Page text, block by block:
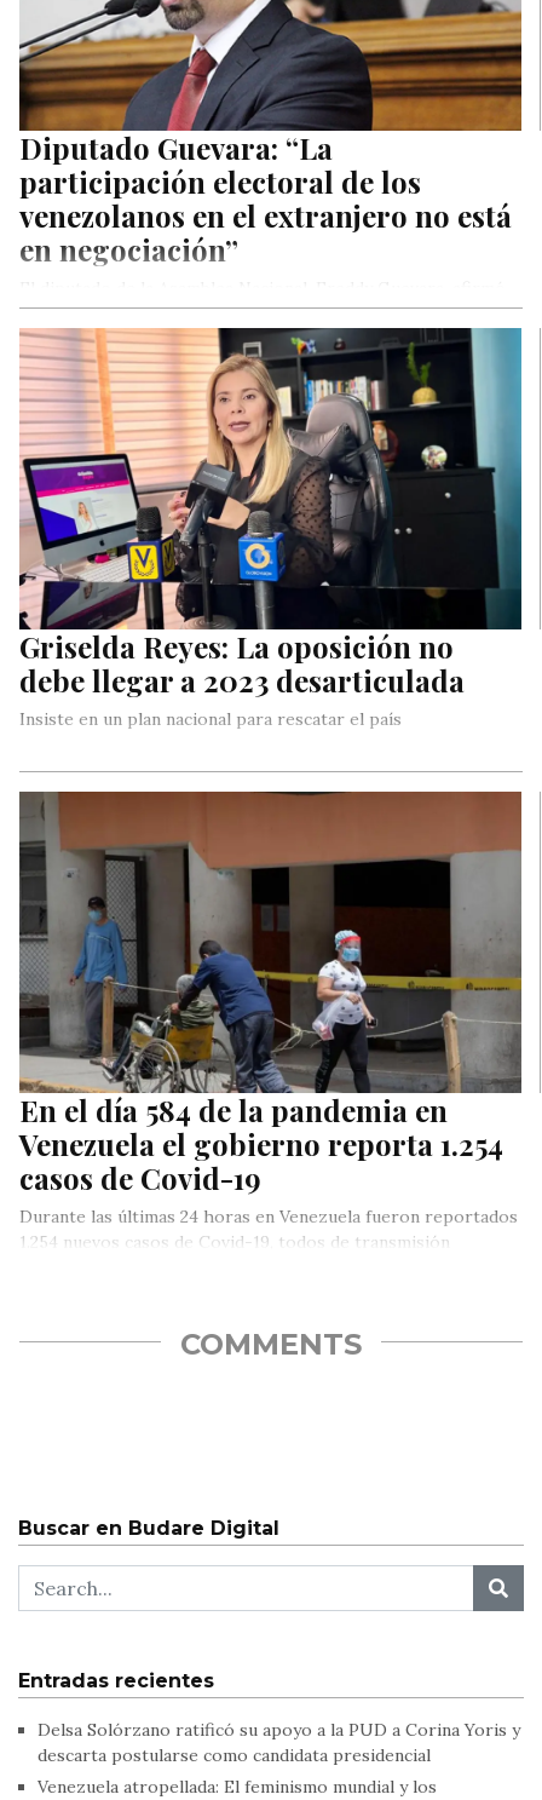
Diputado Guevara: “La
participación electoral de los
venezolanos en el extranjero no está
en negociación”
este miércoles que en unas elecciones libres y democráticas
está garantizado…
Griselda Reyes: La oposición no
debe llegar a 2023 desarticulada
Insiste en un plan nacional para rescatar el país
En el día 584 de la pandemia en
Venezuela el gobierno reporta 1.254
casos de Covid-19
Durante las últimas 24 horas en Venezuela fueron reportados
1.254 nuevos casos de Covid-19, todos de transmisión
COMMENTS
Buscar en Budare Digital
Entradas recientes
Delsa Solórzano ratificó su apoyo a la PUD a Corina Yoris y
descarta postularse como candidata presidencial
Venezuela atropellada: El feminismo mundial y los